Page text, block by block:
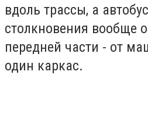
вдоль трассы, а
столкновения вообще
передней части - от
один каркас.